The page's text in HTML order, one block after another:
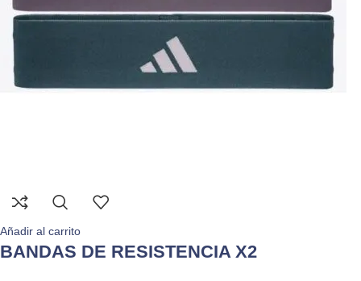
Añadir al carrito
BANDAS DE RESISTENCIA X2